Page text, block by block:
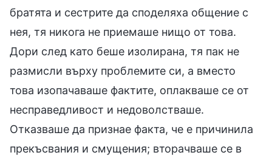
братята и сестрите да споделяха общение с
нея, тя никога не приемаше нищо от това.
Дори след като беше изолирана, тя пак не
размисли върху проблемите си, а вместо
това изопачаваше фактите, оплакваше се от
несправедливост и недоволстваше.
Отказваше да признае факта, че е причинила
прекъсвания и смущения; вторачваше се в